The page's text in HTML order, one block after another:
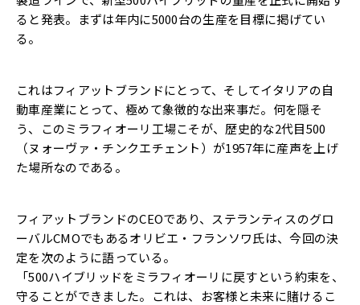
ると発表。まずは年内に5000台の生産を目標に掲げてい
る。
これはフィアットブランドにとって、そしてイタリアの自
動車産業にとって、極めて象徴的な出来事だ。何を隠そ
う、このミラフィオーリ工場こそが、歴史的な2代目500
（ヌォーヴァ・チンクエチェント）が1957年に産声を上げ
た場所なのである。
フィアットブランドのCEOであり、ステランティスのグロ
ーバルCMOでもあるオリビエ・フランソワ氏は、今回の決
定を次のように語っている。
「500ハイブリッドをミラフィオーリに戻すという約束を、
守ることができました。これは、お客様と未来に賭けるこ